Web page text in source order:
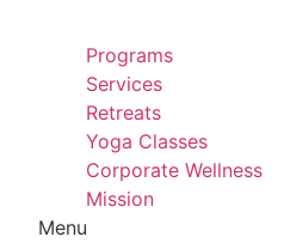
Programs
Services
Retreats
Yoga Classes
Corporate Wellness
Mission
Menu